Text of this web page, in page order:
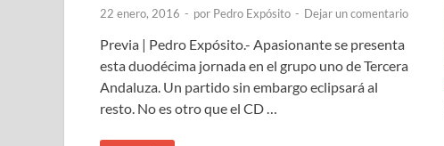
22 enero, 2016 - por Pedro Expósito - Dejar un comentario
Previa | Pedro Expósito.- Apasionante se presenta
esta duodécima jornada en el grupo uno de Tercera
Andaluza. Un partido sin embargo eclipsará al
resto. No es otro que el CD …